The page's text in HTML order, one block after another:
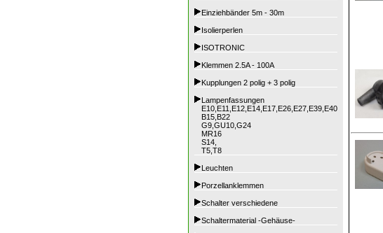
Einziehbänder 5m - 30m
Isolierperlen
ISOTRONIC
Klemmen 2.5A - 100A
Kupplungen 2 polig + 3 polig
Lampenfassungen
E10,E11,E12,E14,E17,E26,E27,E39,E40
B15,B22
G9,GU10,G24
MR16
S14,
T5,T8
Leuchten
Porzellanklemmen
Schalter verschiedene
Schaltermaterial -Gehäuse-